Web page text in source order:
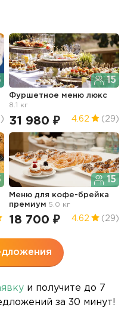
15
Фуршетное меню люкс
8.1 кг
31 980 ₽ 4.62 (29)
15
Меню для кофе-брейка
премиум 5.0 кг
18 700 ₽ 4.62 (29)
и получите до 7
за 30 минут!